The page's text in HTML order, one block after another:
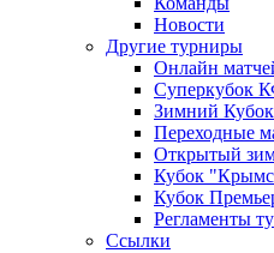
Новости
Другие турниры
Онлайн
Суперкубок
Зимний
Переходные
Открытый
Кубок
Кубок
Регламенты
Ссылки